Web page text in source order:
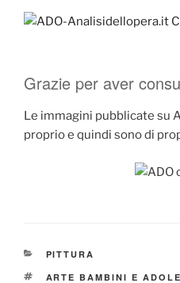
Grazie per aver
Le immagini pubblicate su
proprio e quindi sono di
CATEGORIE
PITTURA
TAG
ARTE BAMBINI E